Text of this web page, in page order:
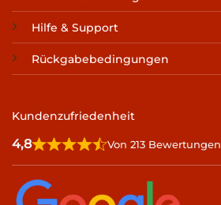
Hilfe & Support
Rückgabebedingungen
Kundenzufriedenheit
4,8 Von 213 Bewertungen